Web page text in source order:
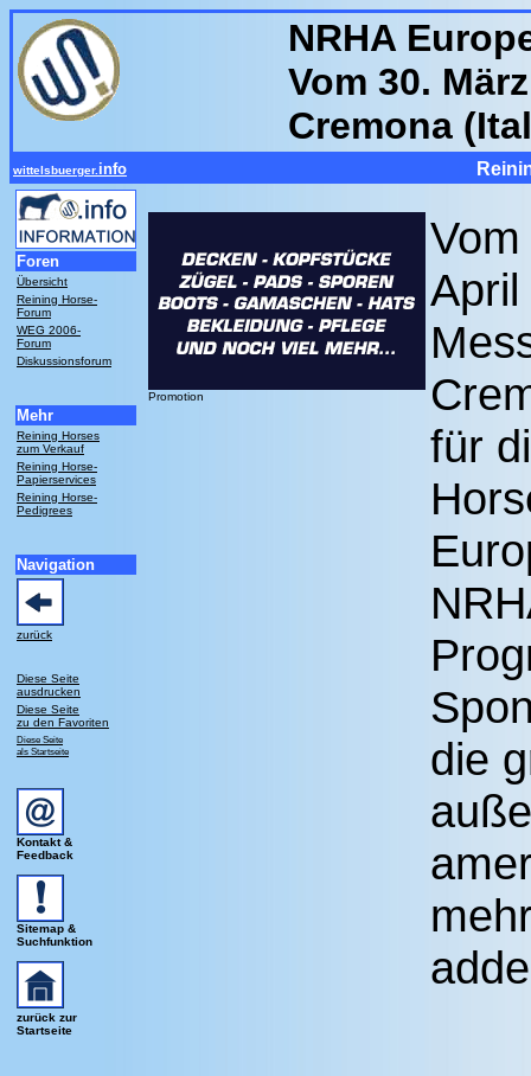
NRHA
Vom 30.
Cremona
wittelsbuerger. info
Foren
Übersicht
Reining Horse-
Forum
WEG 2006-
Forum
Diskussionsforum
Mehr
Reining Horses
zum Verkauf
Reining Horse-
Papierservices
Reining Horse-
Pedigrees
Navigation
zurück
Diese Seite
ausdrucken
Diese Seite
zu den Favoriten
Diese Seite
als Startseite
Kontakt &
Feedback
Sitemap &
Suchfunktion
zurück zur
Startseite
Promotion
für
die